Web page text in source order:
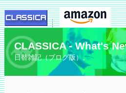
CLASSICA - What's
日替雑記（ブログ版）。